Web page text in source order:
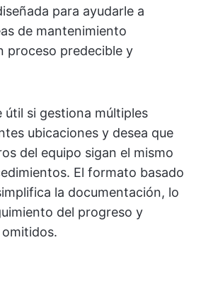
para ayudarle a
de mantenimiento
proceso predecible y
útil si gestiona múltiples
ubicaciones y desea que
del equipo sigan el mismo
El formato basado
la documentación, lo
del progreso y